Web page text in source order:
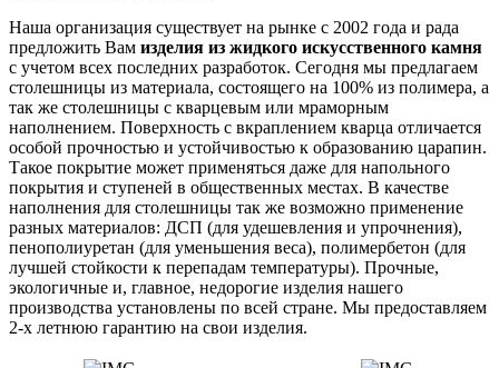
Наша организация существует на рынке с 2002 года и рада
предложить Вам изделия из жидкого искусственного камня
с учетом всех последних разработок. Сегодня мы предлагаем
столешницы из материала, состоящего на 100% из полимера, а
так же столешницы с кварцевым или мраморным
наполнением. Поверхность с вкраплением кварца отличается
особой прочностью и устойчивостью к образованию царапин.
Такое покрытие может применяться даже для напольного
покрытия и ступеней в общественных местах. В качестве
наполнения для столешницы так же возможно применение
разных материалов: ДСП (для удешевления и упрочнения),
пенополиуретан (для уменьшения веса), полимербетон (для
лучшей стойкости к перепадам температуры). Прочные,
экологичные и, главное, недорогие изделия нашего
производства установлены по всей стране. Мы предоставляем
2-х летнюю гарантию на свои изделия.